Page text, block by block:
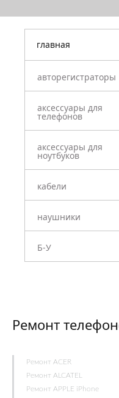
главная
авторегистраторы
аксессуары для
телефонов
аксессуары для
ноутбуков
кабели
наушники
Б-У
Ремонт
Ремонт ACER
Ремонт ALCATEL
Ремонт APPLE iPhone